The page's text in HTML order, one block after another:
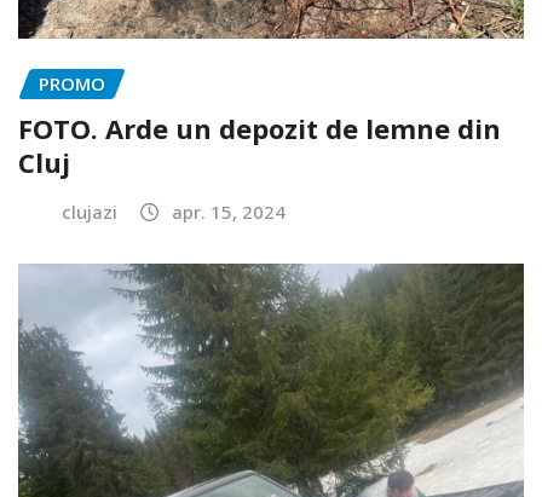
PROMO
FOTO. Arde un depozit de lemne din
Cluj
clujazi apr. 15, 2024